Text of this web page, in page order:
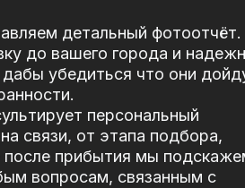
детальный фотоотчёт.
до вашего города и
убедиться что они
персональный
связи, от этапа подбора,
после прибытия мы
вопросам, связанным с